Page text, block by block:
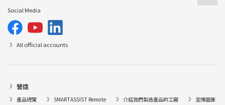
Social Media
All official accounts
營造
產品總覽 SMARTASSIST Remote 介紹我們製造產品的工廠
宣傳圖庫